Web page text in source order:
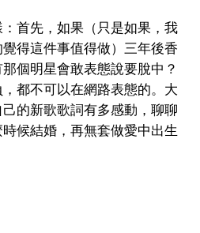
首先，如果（只是如果，我
得這件事值得做）三年後香
個明星會敢表態說要脫中？
都不可以在網路表態的。大
的新歌歌詞有多感動，聊聊
候結婚，再無套做愛中出生